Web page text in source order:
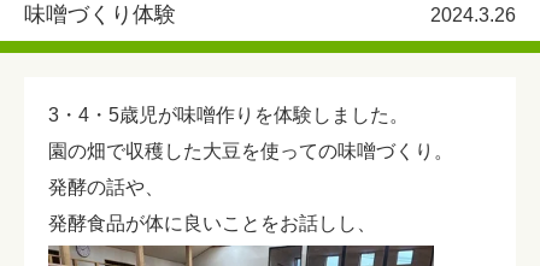
味噌づくり体験 2024.3.26
3・4・5歳児が味噌作りを体験しました。
園の畑で収穫した大豆を使っての味噌づくり。
発酵の話や、
発酵食品が体に良いことをお話しし、